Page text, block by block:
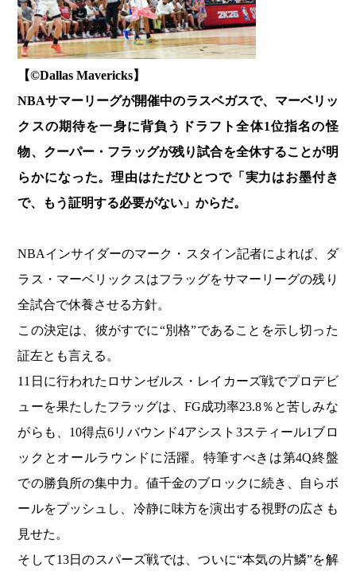
【©️Dallas Mavericks】
NBAサマーリーグが開催中のラスベガスで、マーベリッ
クスの期待を一身に背負うドラフト全体1位指名の怪
物、クーパー・フラッグが残り試合を全休することが明
らかになった。理由はただひとつで「実力はお墨付き
で、もう証明する必要がない」からだ。
NBAインサイダーのマーク・スタイン記者によれば、ダ
ラス・マーベリックスはフラッグをサマーリーグの残り
全試合で休養させる方針。
この決定は、彼がすでに“別格”であることを示し切った
証左とも言える。
11日に行われたロサンゼルス・レイカーズ戦でプロデビ
ューを果たしたフラッグは、FG成功率23.8％と苦しみな
がらも、10得点6リバウンド4アシスト3スティール1ブロ
ックとオールラウンドに活躍。特筆すべきは第4Q終盤
での勝負所の集中力。値千金のブロックに続き、自らボ
ールをプッシュし、冷静に味方を演出する視野の広さも
見せた。
そして13日のスパーズ戦では、ついに“本気の片鱗”を解